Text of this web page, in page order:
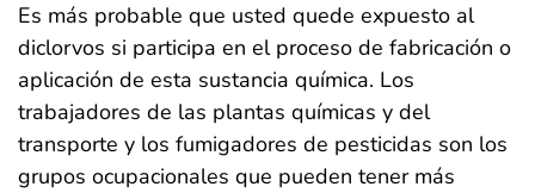
Es más probable que usted quede expuesto al
diclorvos si participa en el proceso de fabricación o
aplicación de esta sustancia química. Los
trabajadores de las plantas químicas y del
transporte y los fumigadores de pesticidas son los
grupos ocupacionales que pueden tener más